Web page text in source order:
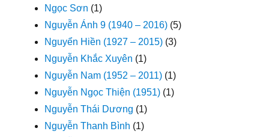
Ngọc Sơn (1)
Nguyễn Ánh 9 (1940 – 2016) (5)
Nguyển Hiền (1927 – 2015) (3)
Nguyễn Khắc Xuyên (1)
Nguyễn Nam (1952 – 2011) (1)
Nguyễn Ngọc Thiện (1951) (1)
Nguyễn Thái Dương (1)
Nguyễn Thanh Bình (1)